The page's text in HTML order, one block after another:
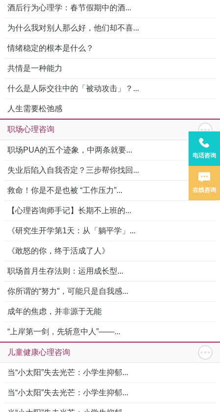
酒后行为心理学：春节假期中的酒...
为什么我对别人那么好，他们却不喜...
情绪稳定的根本是什么？
共情是一种能力
什么是人际交往中的「被动攻击」？...
人生需要松弛感
职场心理咨询
职场PUA的五个迹象，中两条就要...
失业后陷入自我否定？三步帮你找回...
救命！你是不是也被 “工作压力”...
【心理咨询师手记】长期不上班的...
《研究生开学第1天：从「躺平学」...
《敢怒的你，终于活成了人》
职场首月生存法则：运用成长型...
你所谓的“努力”，可能只是自我感...
成年的焦虑，并非源于无能
“上岸第一剑，先斩意中人”——...
儿童健康心理咨询
当“小太阳”失去光芒：小学生抑郁...
当“小太阳”失去光芒：小学生抑郁...
电话咨询
在线咨询